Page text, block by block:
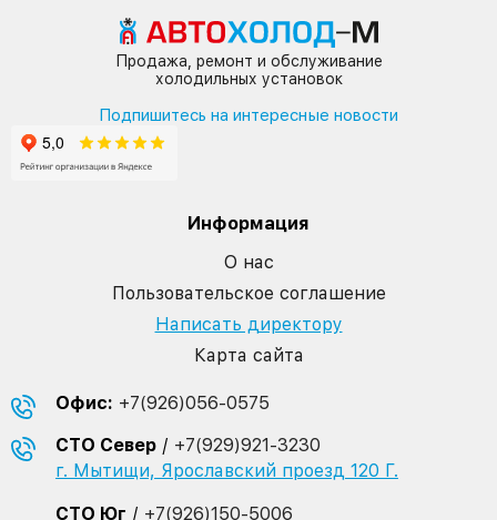
Продажа, ремонт и обслуживание
холодильных установок
Подпишитесь на интересные новости
Информация
О нас
Пользовательское соглашение
Написать директору
Карта сайта
Офис: +7(926)056-0575
СТО Север / +7(929)921-3230
г. Мытищи, Ярославский проезд 120 Г.
СТО Юг / +7(926)150-5006